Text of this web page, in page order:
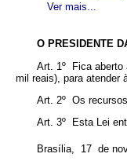
Ver mais...
O PRESIDENTE
Art. 1º Fica
mil reais), para atender
Art. 2º Os
Art. 3º Esta Lei
Brasília, 17 de